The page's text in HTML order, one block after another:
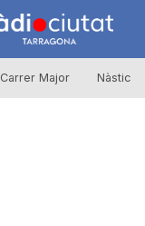
R
à
Carrer Major Nàstic